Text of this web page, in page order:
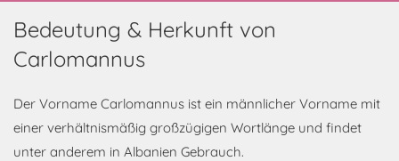
Bedeutung & Herkunft von
Carlomannus
Der Vorname Carlomannus ist ein männlicher Vorname mit
einer verhältnismäßig großzügigen Wortlänge und findet
unter anderem in Albanien Gebrauch.